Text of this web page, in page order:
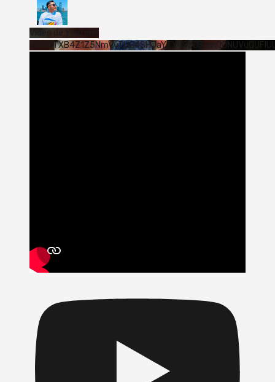
Vídeo de YouTube